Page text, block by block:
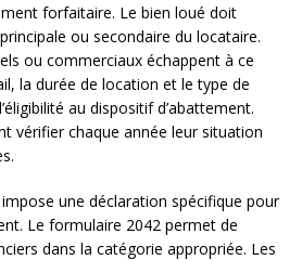
forfaitaire. Le bien loué doit
ou secondaire du locataire.
ou commerciaux échappent à ce
la durée de location et le type de
au dispositif d’abattement.
vérifier chaque année leur situation
une déclaration spécifique pour
Le formulaire 2042 permet de
dans la catégorie appropriée. Les